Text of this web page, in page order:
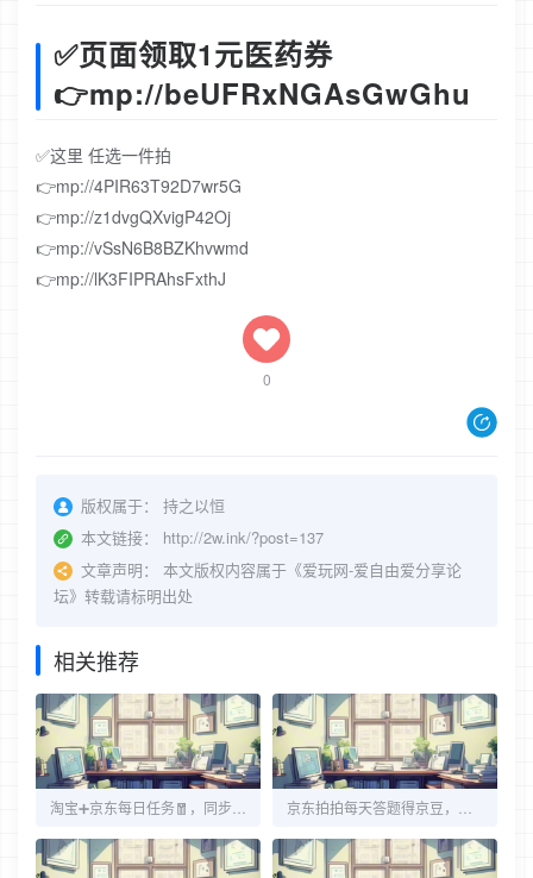
✅页面领取1元医药券
👉mp://beUFRxNGAsGwGhu
✅这里 任选一件拍
👉mp://4PIR63T92D7wr5G
👉mp://z1dvgQXvigP42Oj
👉mp://vSsN6B8BZKhvwmd
👉mp://lK3FIPRAhsFxthJ
0
版权属于：
持之以恒
本文链接：
http://2w.ink/?post=137
文章声明：
本文版权内容属于《爱玩网-爱自由爱分享论
坛》转载请标明出处
相关推荐